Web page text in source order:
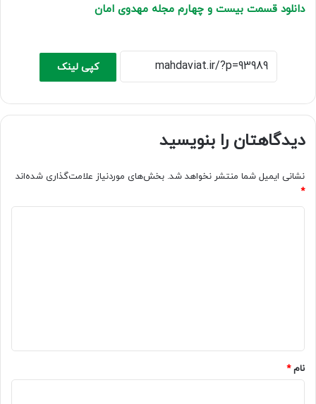
دانلود قسمت بیست و چهارم مجله مهدوی امان
کپی لینک
دیدگاهتان را بنویسید
نشانی ایمیل شما منتشر نخواهد شد. بخش‌های موردنیاز علامت‌گذاری شده‌اند
*
نام*